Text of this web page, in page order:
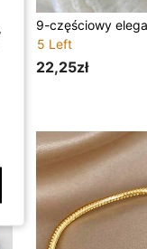
5 Left
22,25zł